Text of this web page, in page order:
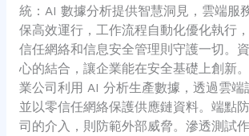
統：AI 數據分析提供智慧洞見，雲端服
保高效運行，工作流程自動化優化執行
信任網絡和信息安全管理則守護一切。
心的結合，讓企業能在安全基礎上創新
業公司利用 AI 分析生產數據，透過雲端
並以零信任網絡保護供應鏈資料。端點
司的介入，則防範外部威脅。滲透測試